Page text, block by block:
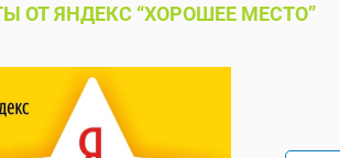
ОТ ЯНДЕКС “ХОРОШЕЕ МЕСТО”